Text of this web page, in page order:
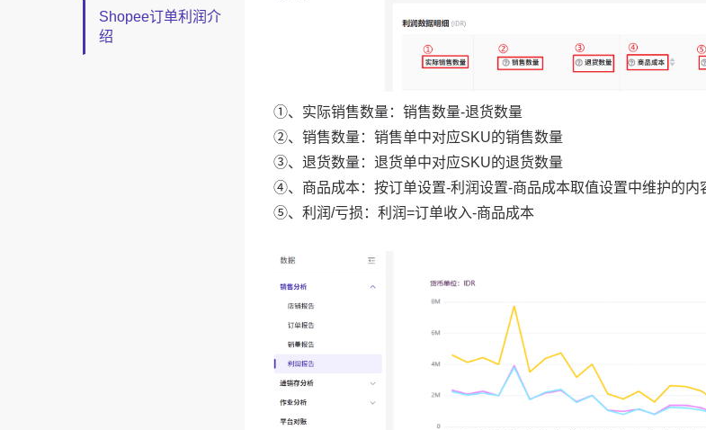
Shopee订单利润介
绍